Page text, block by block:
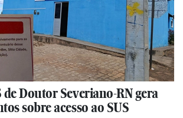
de Doutor Severiano-RN gera
sobre acesso ao SUS